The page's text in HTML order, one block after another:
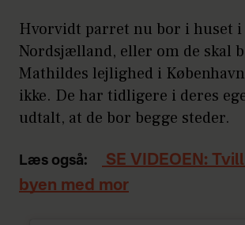
Hvorvidt parret nu bor i huset i
Nordsjælland, eller om de skal
Mathildes lejlighed i
ikke. De har tidligere i deres
udtalt, at de bor begge steder.
Læs også:
SE VIDEOEN:
byen med mor